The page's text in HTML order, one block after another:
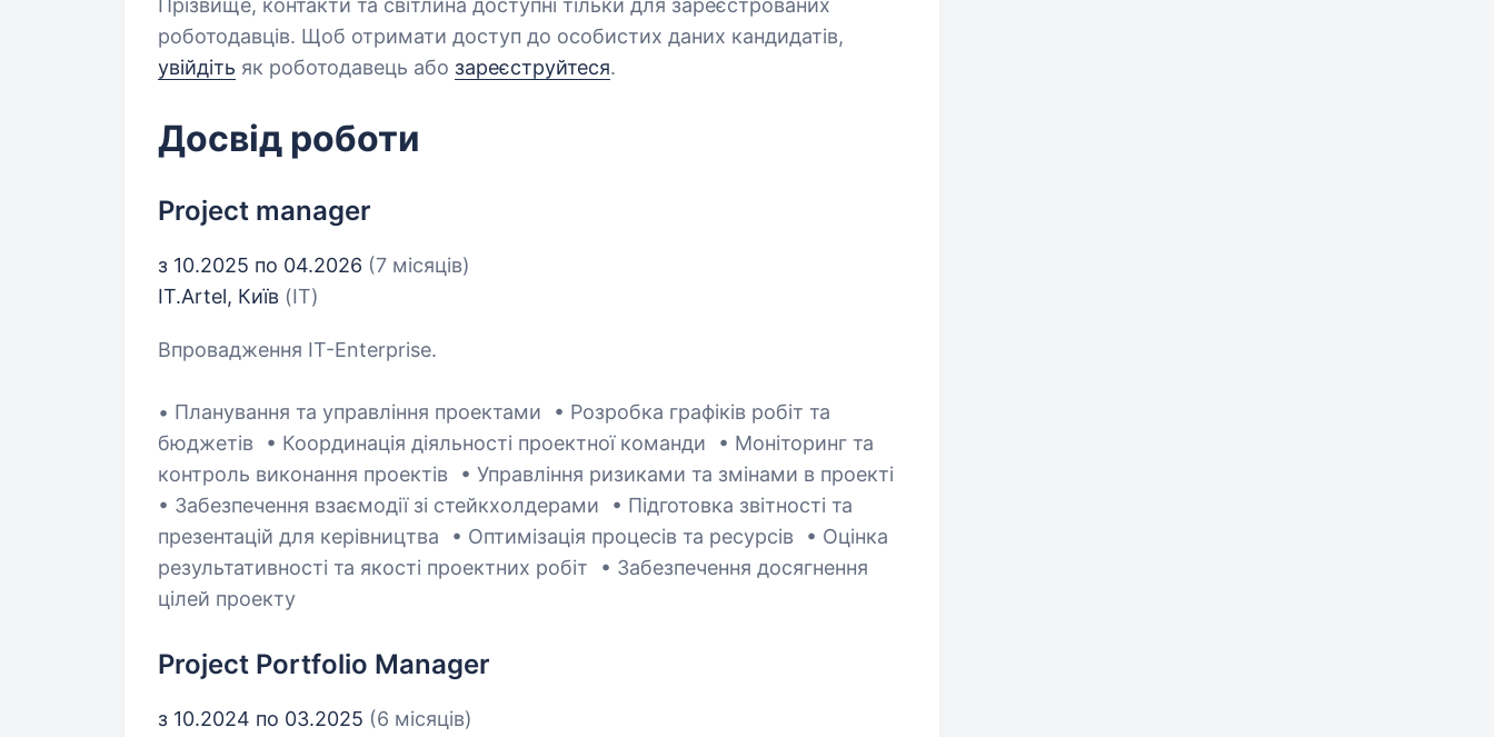
Прізвище, контакти та світлина доступні тільки для зареєстрованих
роботодавців. Щоб отримати доступ до особистих даних кандидатів,
увійдіть як роботодавець або зареєструйтеся.
Досвід роботи
Project manager
з 10.2025 по 04.2026 (7 місяців)
IT.Artel, Київ (IT)
Впровадження IT-Enterprise.
• Планування та управління проектами • Розробка графіків робіт та
бюджетів • Координація діяльності проектної команди • Моніторинг та
контроль виконання проектів • Управління ризиками та змінами в проекті
• Забезпечення взаємодії зі стейкхолдерами • Підготовка звітності та
презентацій для керівництва • Оптимізація процесів та ресурсів • Оцінка
результативності та якості проектних робіт • Забезпечення досягнення
цілей проекту
Project Portfolio Manager
з 10.2024 по 03.2025 (6 місяців)